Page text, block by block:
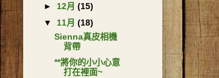
► 12月 (15)
▼ 11月 (18)
Sienna真皮相機
背帶
**將你的小小心意
打在裡面~